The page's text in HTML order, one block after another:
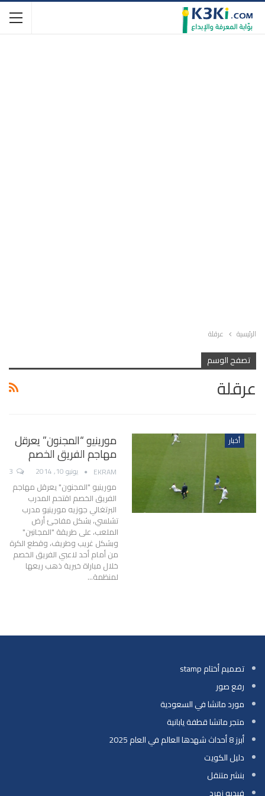
الرئيسية عرقلة
تصفح الوسم
عرقلة
أخبار مورينيو “المجنون” يعرقل
مهاجم الفريق الخصم
EKRAM يونيو 10, 2014
مورينيو "المجنون" يعرقل مهاجم
الفريق الخصم اقتحم المدرب
البرتغالي جوزيه مورينيو مدرب
تشلسي، بشكل مفاجئ أرض
الملعب، على طريقة "المجانين"
وبشكل غريب وطريف، وقطع الكرة
من أمام أحد لاعبي الفريق الخصم
خلال مباراة خيرية ذهب ريعها
لمنظمة…
تصميم أختام stamp
رفع صور
مورد ماتشا في السعودية
متجر ماتشا قطفة يابانية
أبرز 8 أحداث شهدها العالم في العام 2025
دليل الكويت
بنشر متنقل